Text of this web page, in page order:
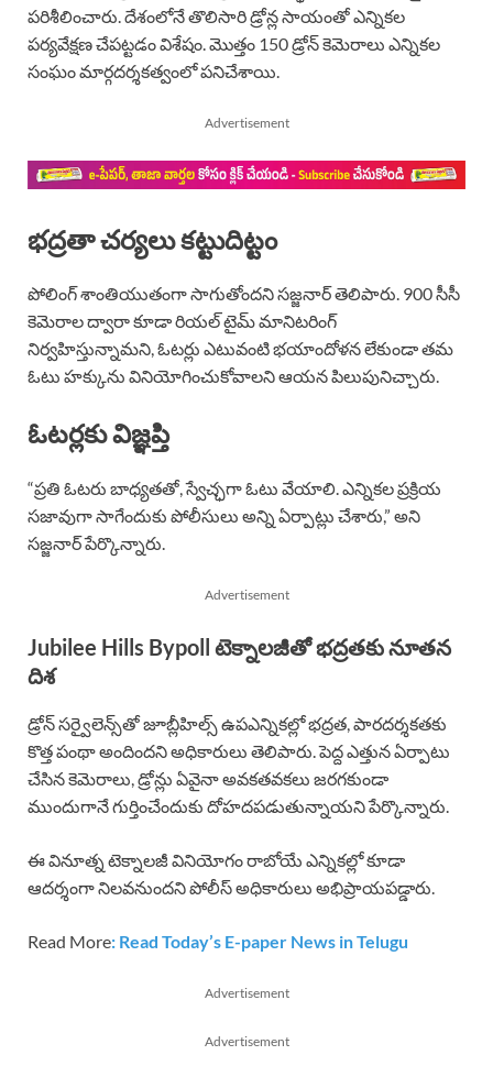
పరిశీలించారు. దేశంలోనే తొలిసారి డ్రోన్ల సాయంతో ఎన్నికల
పర్యవేక్షణ చేపట్టడం విశేషం. మొత్తం 150 డ్రోన్ కెమెరాలు ఎన్నికల
సంఘం మార్గదర్శకత్వంలో పనిచేశాయి.
Advertisement
భద్రతా చర్యలు కట్టుదిట్టం
పోలింగ్ శాంతియుతంగా సాగుతోందని సజ్జనార్ తెలిపారు. 900 సీసీ
కెమెరాల ద్వారా కూడా రియల్ టైమ్ మానిటరింగ్
నిర్వహిస్తున్నామని, ఓటర్లు ఎటువంటి భయాందోళన లేకుండా తమ
ఓటు హక్కును వినియోగించుకోవాలని ఆయన పిలుపునిచ్చారు.
ఓటర్లకు విజ్ఞప్తి
“ప్రతి ఓటరు బాధ్యతతో, స్వేచ్ఛగా ఓటు వేయాలి. ఎన్నికల ప్రక్రియ
సజావుగా సాగేందుకు పోలీసులు అన్ని ఏర్పాట్లు చేశారు,” అని
సజ్జనార్ పేర్కొన్నారు.
Advertisement
Jubilee Hills Bypoll టెక్నాలజీతో భద్రతకు నూతన
దిశ
డ్రోన్ సర్వైలెన్స్‌తో జూబ్లీహిల్స్ ఉపఎన్నికల్లో భద్రత, పారదర్శకతకు
కొత్త పంథా అందిందని అధికారులు తెలిపారు. పెద్ద ఎత్తున ఏర్పాటు
చేసిన కెమెరాలు, డ్రోన్లు ఏవైనా అవకతవకలు జరగకుండా
ముందుగానే గుర్తించేందుకు దోహదపడుతున్నాయని పేర్కొన్నారు.
ఈ వినూత్న టెక్నాలజీ వినియోగం రాబోయే ఎన్నికల్లో కూడా
ఆదర్శంగా నిలవనుందని పోలీస్ అధికారులు అభిప్రాయపడ్డారు.
Read More: Read Today’s E-paper News in Telugu
Advertisement
Advertisement